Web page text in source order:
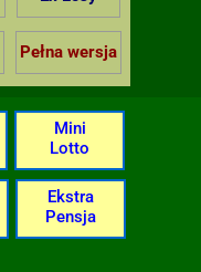
Pełna wersja
Mini
Lotto
Ekstra
Pensja